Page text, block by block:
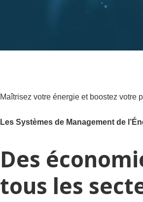
Maîtrisez votre énergie et boostez votre
Les Systèmes de Management de
Des
tous les